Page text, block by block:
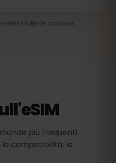
tutte le colonne.
più frequenti
la compatibilità, le